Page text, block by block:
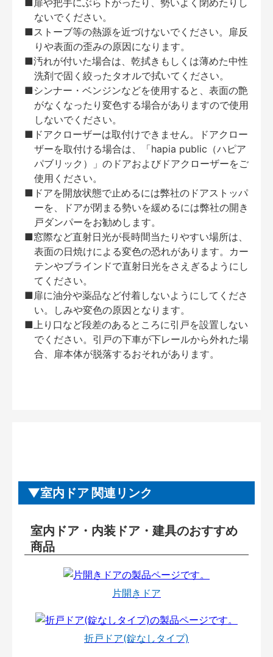
■扉や把手にぶら下がったり、勢いよく閉めたりし
ないでください。
■ストーブ等の熱源を近づけないでください。扉反
りや表面の歪みの原因になります。
■汚れが付いた場合は、乾拭きもしくは薄めた中性
洗剤で固く絞ったタオルで拭いてください。
■シンナー・ベンジンなどを使用すると、表面の艶
がなくなったり変色する場合がありますので使用
しないでください。
■ドアクローザーは取付けできません。ドアクロー
ザーを取付ける場合は、「hapia public（ハピア
パブリック）」のドアおよびドアクローザーをご
使用ください。
■ドアを開放状態で止めるには弊社のドアストッパ
ーを、ドアが閉まる勢いを緩めるには弊社の開き
戸ダンパーをお勧めします。
■窓際など直射日光が長時間当たりやすい場所は、
表面の日焼けによる変色の恐れがあります。カー
テンやブラインドで直射日光をさえぎるようにし
てください。
■扉に油分や薬品など付着しないようにしてくださ
い。しみや変色の原因となります。
■上り口など段差のあるところに引戸を設置しない
でください。引戸の下車が下レールから外れた場
合、扉本体が脱落するおそれがあります。
室内ドア 関連リンク
室内ドア・内装ドア・建具のおすすめ
商品
片開きドア
折戸ドア(錠なしタイプ)